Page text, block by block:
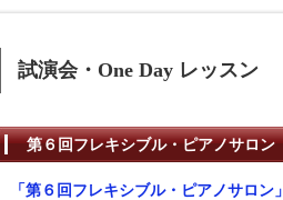
試演会・One Day レッスン
第６回フレキシブル・ピアノサロ
「第６回フレキシブル・ピアノサロン」